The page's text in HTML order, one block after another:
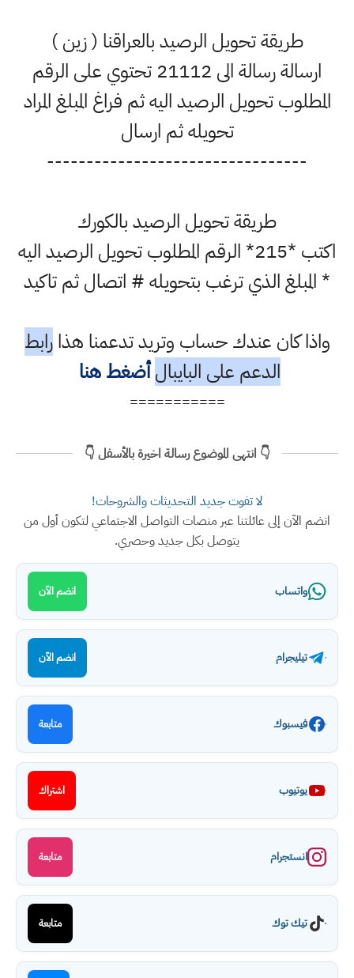
طريقة تحويل الرصيد بالعراقنا ( زين )
ارسالة رسالة الى 21112 تحتوي على الرقم
المطلوب تحويل الرصيد اليه ثم فراغ المبلغ المراد
تحويله ثم ارسال
---------------------------------
طريقة تحويل الرصيد بالكورك
اكتب *215* الرقم المطلوب تحويل الرصيد اليه
* المبلغ الذي ترغب بتحويله # اتصال ثم تاكيد
واذا كان عندك حساب وتريد تدعمنا هذارابط
الدعم على البايبال أضغط هنا
===========
👇 انتهى الموضوع رسالة اخيرة بالأسفل 👇
لا تفوت جديد التحديثات والشروحات!
انضم الآن إلى عائلتنا عبر منصات التواصل الاجتماعي لتكون أول من
يتوصل بكل جديد وحصري.
واتساب انضم الآن
تيليجرام انضم الآن
فيسبوك متابعة
يوتيوب اشتراك
انستجرام متابعة
تيك توك متابعة